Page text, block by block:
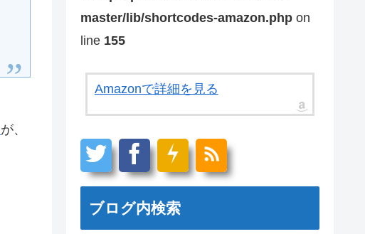
が、
master/lib/shortcodes-amazon.php on
line 155
Amazonで詳細を見る
ブログ内検索